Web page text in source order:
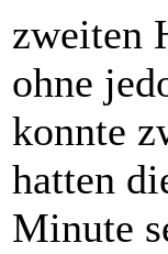
zweiten
ohne
konnte
hatten
Minute